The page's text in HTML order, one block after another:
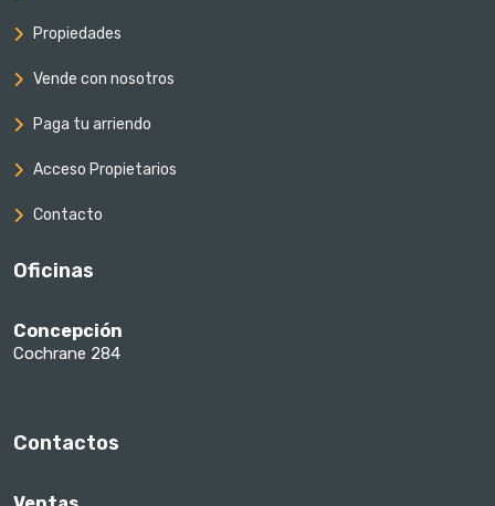
Propiedades
Vende con nosotros
Paga tu arriendo
Acceso Propietarios
Contacto
Oficinas
Concepción
Cochrane 284
Contactos